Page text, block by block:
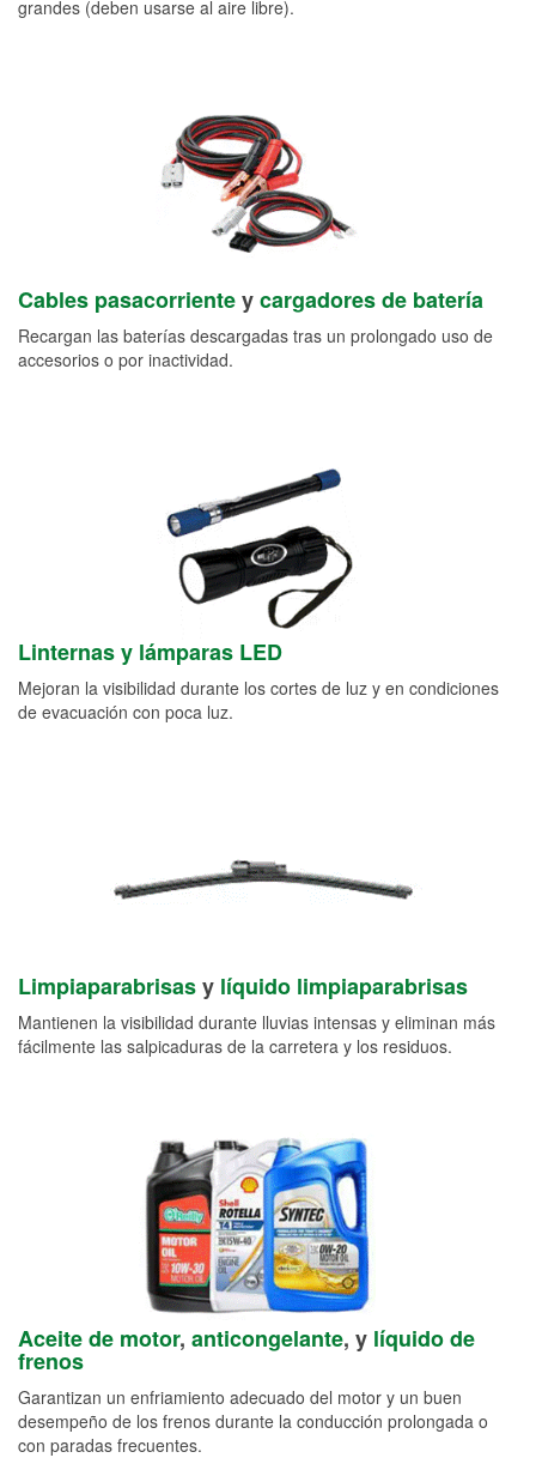
grandes (deben usarse al aire libre).
Cables pasacorrienteycargadores de batería
Recargan las baterías descargadas tras un prolongado uso de
accesorios o por inactividad.
Linternas y lámparas LED
Mejoran la visibilidad durante los cortes de luz y en condiciones
de evacuación con poca luz.
Limpiaparabrisasy líquido limpiaparabrisas
Mantienen la visibilidad durante lluvias intensas y eliminan más
fácilmente las salpicaduras de la carretera y los residuos.
Aceite de motor, anticongelante, y líquido de
frenos
Garantizan un enfriamiento adecuado del motor y un buen
desempeño de los frenos durante la conducción prolongada o
con paradas frecuentes.